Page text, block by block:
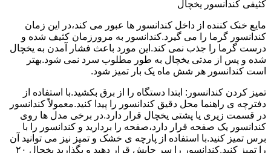
کثیفی کندانسور یخچال
مایع خنک کننده از داخل کندانسور ها عبور می کند،در این زمان
کندانسور گرما را می گیرد.کندانسور به مرورزمان کثیف شده و
درست گرما را جذب نمی کند.این مورد باعث فشار آمدن به یخچال
شده و پس از مدتی یخچال به طور مطلوب سرد نمی شود.بهتر
است کندانسور هر شش ماه یک بار تمیز شود.
تمیز کردن کندانسور: ابتدا دستگاه را از برق بکشید.با استفاده از
دفترچه ی راهنما محل دقیق کندانسور را پیدا کنید.معمولاً کندانسور
در قسمت زیری یا پشتی یخچال قرار دارد.در برخی مدل ها روی
کندانسور یک صفحه قرار دارد،صفحه را بردارید و کندانسور را با
برس تمیز کنید.با استفاده از پارچه ی خشک و تمیز نیز می توانید آن
را تمیز کنید.کندانسور را سر جایش قرار دهید و بگذارید یخچال ۲۰